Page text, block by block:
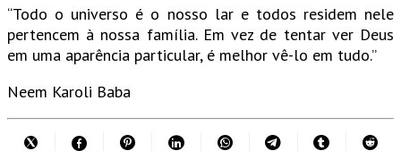
“Todo o universo é o nosso lar e todos residem nele
pertencem à nossa família. Em vez de tentar ver Deus
em uma aparência particular, é melhor vê-lo em tudo.”
Neem Karoli Baba